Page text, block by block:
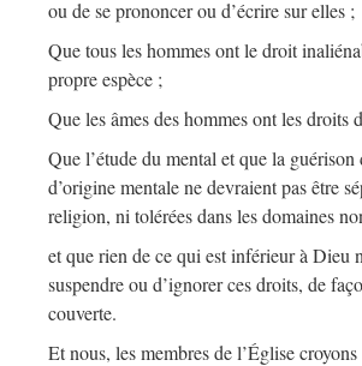
ou de se prononcer ou d’écrire sur elles ;
Que tous les hommes ont le droit
propre espèce ;
Que les âmes des hommes ont les droits
Que l’étude du mental et que la guérison
d’origine mentale ne devraient pas être
religion, ni tolérées dans les domaines
et que rien de ce qui est inférieur à Dieu
suspendre ou d’ignorer ces droits, de
couverte.
Et nous, les membres de l’Église croyons